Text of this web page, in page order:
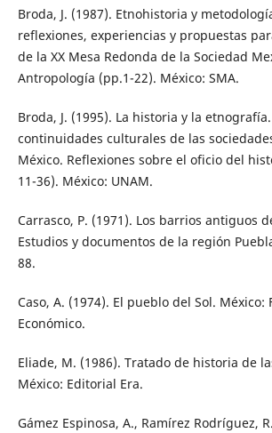
Broda, J. (1987). Etnohistoria y
reflexiones, experiencias y propuestas
de la XX Mesa Redonda de la Sociedad
Antropología (pp.1-22). México: SMA.
Broda, J. (1995). La historia y la
continuidades culturales de las
México. Reflexiones sobre el oficio del
11-36). México: UNAM.
Carrasco, P. (1971). Los barrios antiguos
Estudios y documentos de la región
88.
Caso, A. (1974). El pueblo del Sol. México:
Económico.
Eliade, M. (1986). Tratado de historia de
México: Editorial Era.
Gámez Espinosa, A., Ramírez Rodríguez,